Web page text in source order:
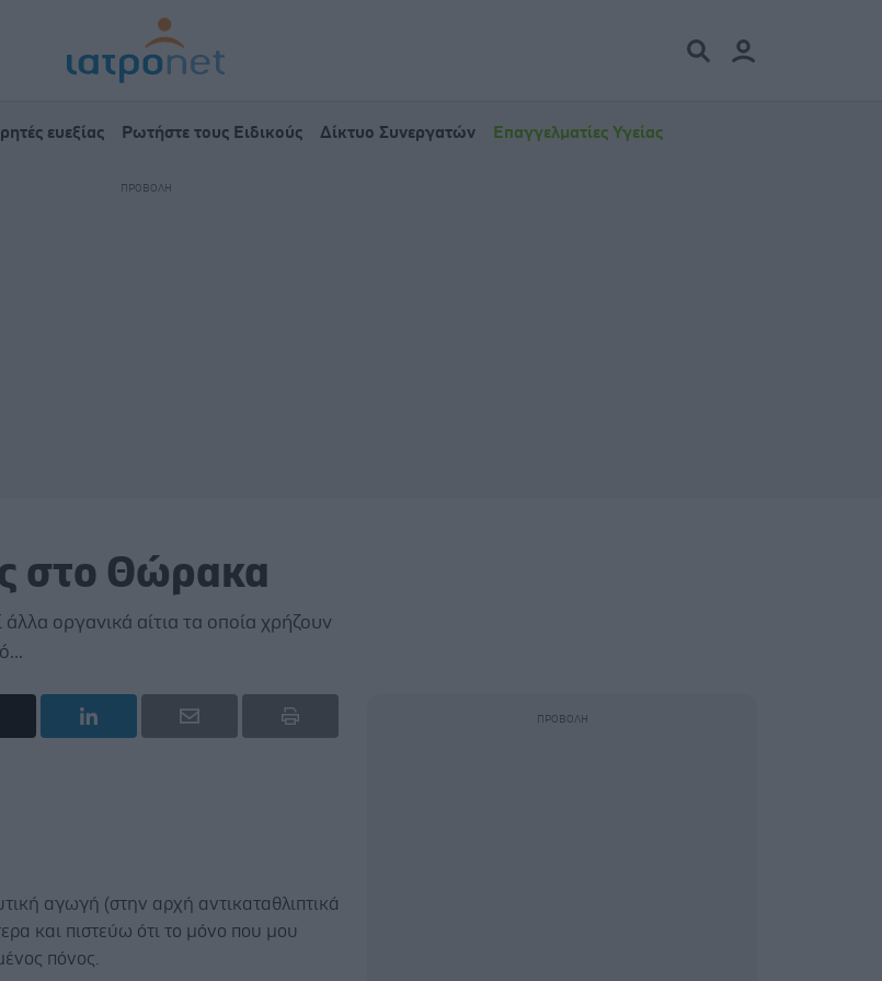
ευεξίας Ρωτήστε τους Ειδικούς Δίκτυο Συνεργατών Επαγγελματίες Υγείας
στο Θώρακα
άλλα οργανικά αίτια τα οποία χρήζουν
αγωγή (στην αρχή αντικαταθλιπτικά
και πιστεύω ότι το μόνο που μου
πόνος.